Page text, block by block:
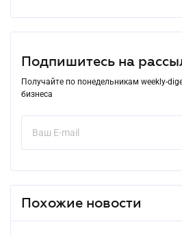
Подпишитесь на
Получайте по понедельникам weekly-
бизнеса
Похожие новости